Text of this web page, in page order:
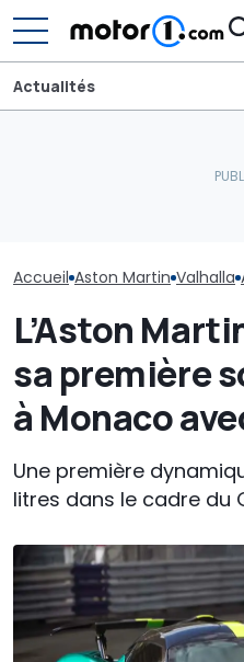
Actualités
Accueil Aston Martin Valhalla
L’Aston
sa première
à Monaco
Une première
litres dans le cadre du